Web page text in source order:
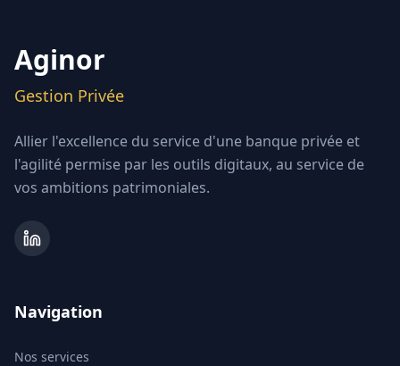
Aginor
Gestion Privée
Allier l'excellence du service d'une banque privée et
l'agilité permise par les outils digitaux, au service de
vos ambitions patrimoniales.
Navigation
Nos services